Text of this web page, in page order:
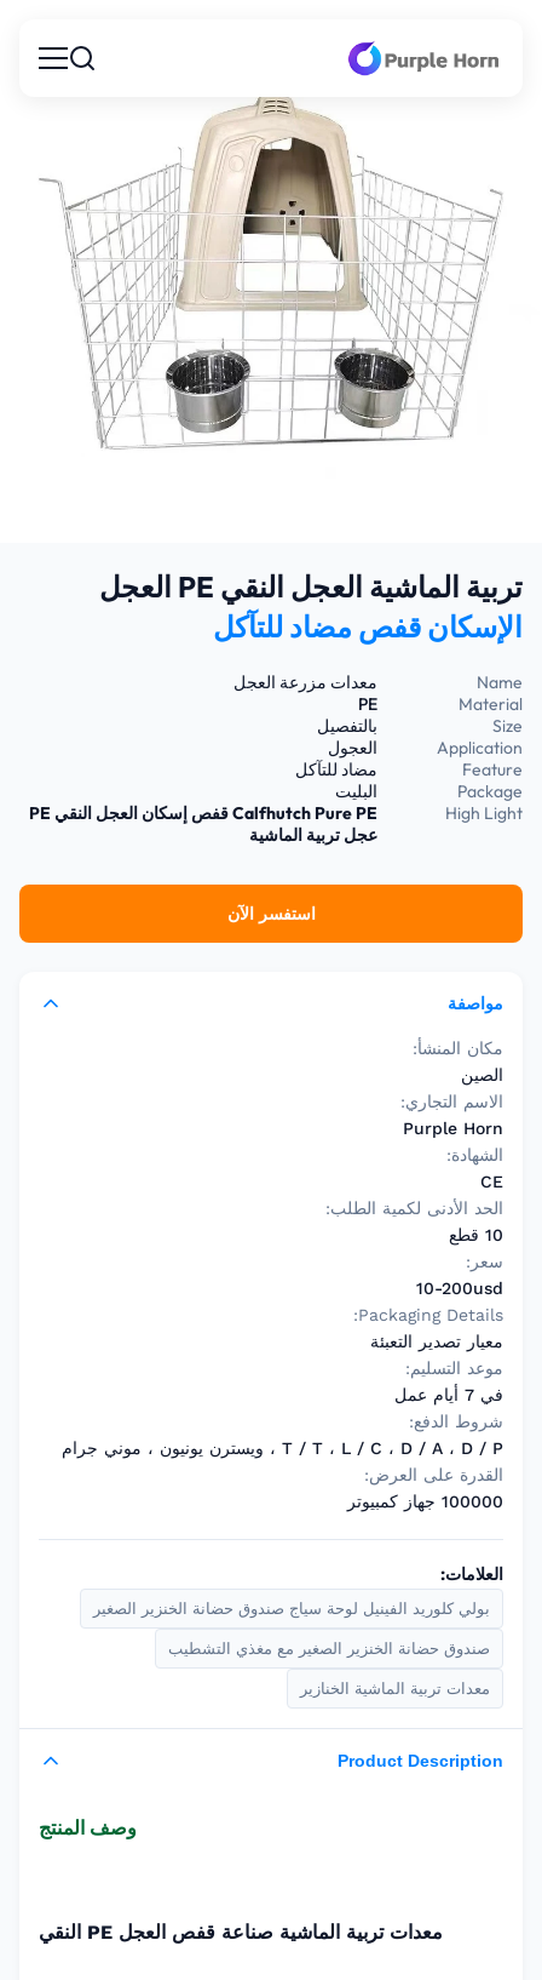
تربية الماشية العجل النقي PE العجل
الإسكان قفص مضاد للتآكل
Name
معدات مزرعة العجل
Material
PE
Size
بالتفصيل
Application
العجول
Feature
مضاد للتآكل
Package
البليت
High Light
Calfhutch Pure PEقفص إسكان العجل النقي PE
عجل تربية الماشية
استفسر الآن
مواصفة
مكان المنشأ:
الصين
الاسم التجاري:
Purple Horn
الشهادة:
CE
الحد الأدنى لكمية الطلب:
10 قطع
سعر:
10-200usd
Packaging Details:
معيار تصدير التعبئة
موعد التسليم:
في 7 أيام عمل
شروط الدفع:
T / T ، L / C ، D / A ، D / P ، ويسترن يونيون ، موني جرام
القدرة على العرض:
100000 جهاز كمبيوتر
العلامات:
بولي كلوريد الفينيل لوحة سياج صندوق حضانة الخنزير الصغير
صندوق حضانة الخنزير الصغير مع مغذي التشطيب
معدات تربية الماشية الخنازير
Product Description
وصف المنتج
معدات تربية الماشية صناعة قفص العجل PE النقي